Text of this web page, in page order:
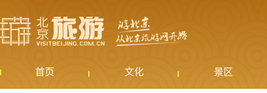
首页 文化 景区